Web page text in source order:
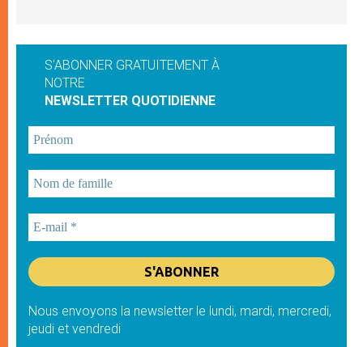
S'ABONNER GRATUITEMENT À
NOTRE
NEWSLETTER QUOTIDIENNE
Nous envoyons la newsletter le lundi, mardi, mercredi,
jeudi et vendredi